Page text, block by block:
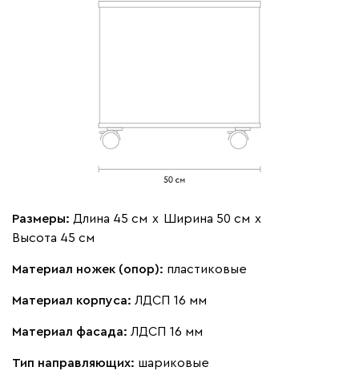
Размеры: Длина 45 см х Ширина 50 см х
Высота 45 см
Материал ножек (опор): пластиковые
Материал корпуса: ЛДСП 16 мм
Материал фасада: ЛДСП 16 мм
Тип направляющих: шариковые